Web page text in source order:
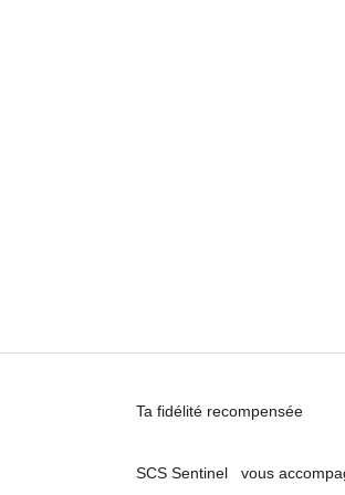
Ta fidélité recompensée
SCS Sentinel vous